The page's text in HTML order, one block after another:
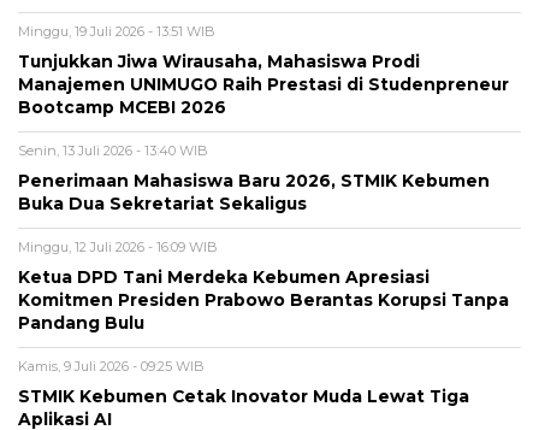
Minggu, 19 Juli 2026 - 13:51 WIB
Tunjukkan Jiwa Wirausaha, Mahasiswa Prodi
Manajemen UNIMUGO Raih Prestasi di Studenpreneur
Bootcamp MCEBI 2026
Senin, 13 Juli 2026 - 13:40 WIB
Penerimaan Mahasiswa Baru 2026, STMIK Kebumen
Buka Dua Sekretariat Sekaligus
Minggu, 12 Juli 2026 - 16:09 WIB
Ketua DPD Tani Merdeka Kebumen Apresiasi
Komitmen Presiden Prabowo Berantas Korupsi Tanpa
Pandang Bulu
Kamis, 9 Juli 2026 - 09:25 WIB
STMIK Kebumen Cetak Inovator Muda Lewat Tiga
Aplikasi AI